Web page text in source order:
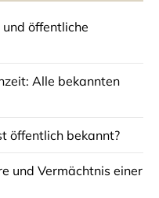
öffentliche
Alle bekannten
öffentlich bekannt?
und Vermächtnis einer